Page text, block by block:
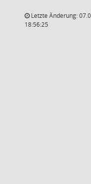
Letzte Änderung:
18:56:25